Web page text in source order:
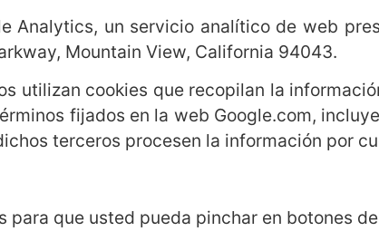
Analytics, un servicio analítico de web
Mountain View, California 94043.
utilizan cookies que recopilan la
fijados en la web Google.com,
terceros procesen la información por
para que usted pueda pinchar en botones